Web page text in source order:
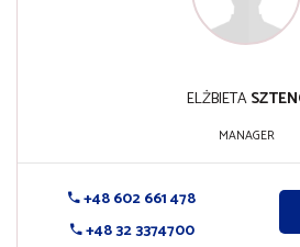
ELŻBIETA
MANAGER
+48 602 661 478
+48 32 3374700